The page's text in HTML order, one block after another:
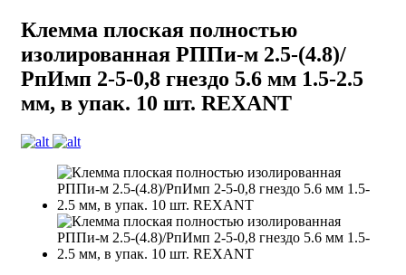
Клемма плоская полностью
изолированная РППи-м 2.5-(4.8)/
РпИмп 2-5-0,8 гнездо 5.6 мм 1.5-2.5
мм, в упак. 10 шт. REXANT